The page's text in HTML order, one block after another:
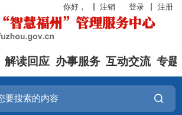
你好， 注销 登录 注册
解读回应 办事服务 互动交流 专题